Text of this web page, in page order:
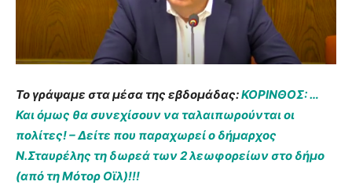
Το γράψαμε στα μέσα της εβδομάδας:ΚΟΡΙΝΘΟΣ: …
Και όμως θα συνεχίσουν να ταλαιπωρούνται οι
πολίτες! – Δείτε που παραχωρεί ο δήμαρχος
Ν.Σταυρέλης τη δωρεά των 2 λεωφορείων στο δήμο
(από τη Μότορ Οϊλ)!!!